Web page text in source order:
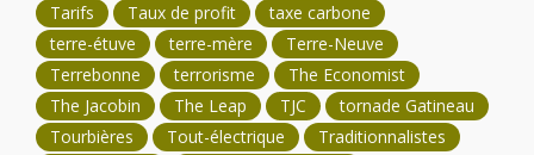
Tarifs
Taux de profit
taxe carbone
terre-étuve
terre-mère
Terre-Neuve
Terrebonne
terrorisme
The Economist
The Jacobin
The Leap TJC
tornade Gatineau
Tourbières
Tout-électrique
Traditionnalistes